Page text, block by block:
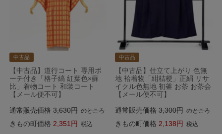
中古品
【中古品】道行コート 専用ポ
ーチ付き「格子縞 紅葉色×蘇
比」着物コート 和装コート
【メール便不可】
通常販売価格 3,630 のところ
きもの町価格 2,351 税込
中古品
【中古品】仕立て上がり 色無
地 袷着物「紺桔梗」正絹 リサ
イクル色無地 初釜 お茶 お茶会
【メール便不可】
通常販売価格 3,300 のところ
きもの町価格 2,138 税込